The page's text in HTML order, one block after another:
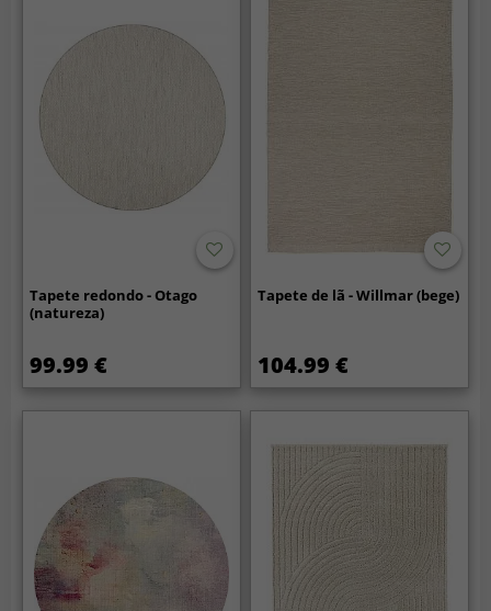
Tapete redondo - Otago
(natureza)
99.99 €
Tapete de lã - Willmar (bege)
104.99 €